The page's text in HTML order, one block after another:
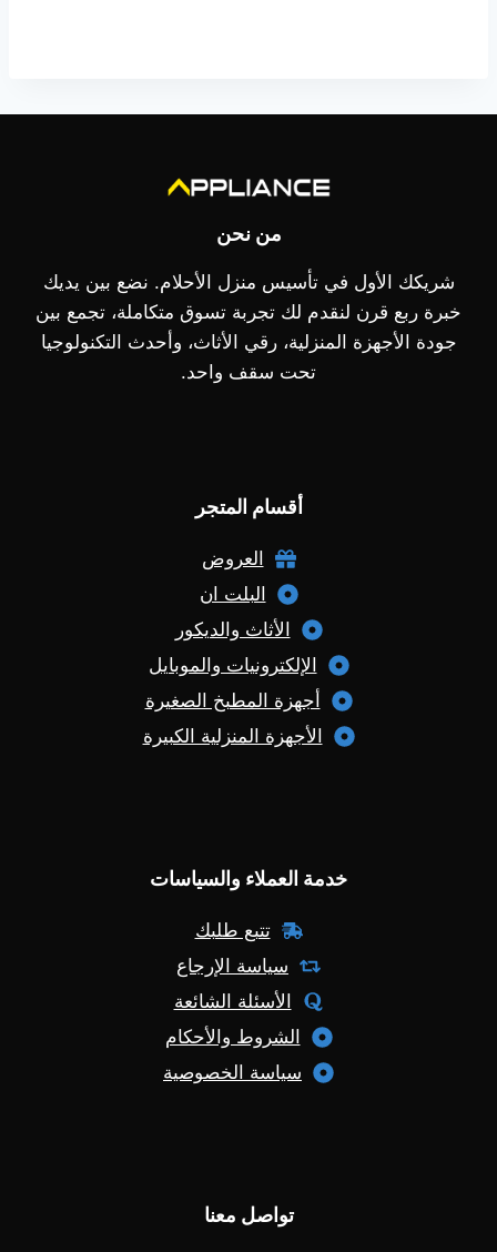
من نحن
شريكك الأول في تأسيس منزل الأحلام. نضع بين يديك
خبرة ربع قرن لنقدم لك تجربة تسوق متكاملة، تجمع بين
جودة الأجهزة المنزلية، رقي الأثاث، وأحدث التكنولوجيا
تحت سقف واحد.
أقسام المتجر
العروض
البلت ان
الأثاث والديكور
الإلكترونيات والموبايل
أجهزة المطبخ الصغيرة
الأجهزة المنزلية الكبيرة
خدمة العملاء والسياسات
تتبع طلبك
سياسة الإرجاع
الأسئلة الشائعة
الشروط والأحكام
سياسة الخصوصية
تواصل معنا